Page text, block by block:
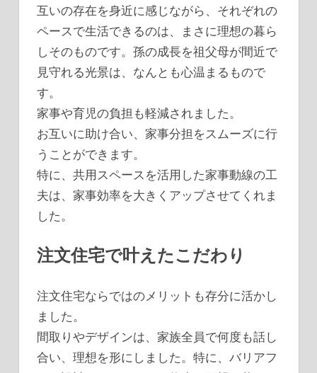
互いの存在を身近に感じながら、それぞれの
ペースで生活できるのは、まさに理想の暮ら
しそのものです。孫の成長を祖父母が間近で
見守れる光景は、なんとも心温まるもので
す。
家事や育児の負担も軽減されました。
お互いに助け合い、家事分担をスムーズに行
うことができます。
特に、共用スペースを活用した家事動線の工
夫は、家事効率を大きくアップさせてくれま
した。
注文住宅で叶えたこだわり
注文住宅ならではのメリットも存分に活かし
ました。
間取りやデザインは、家族全員で何度も話し
合い、理想を形にしました。特に、バリアフ